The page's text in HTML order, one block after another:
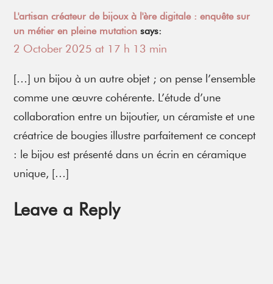
L'artisan créateur de bijoux à l'ère digitale : enquête sur
un métier en pleine mutation says:
2 October 2025 at 17 h 13 min
[…] un bijou à un autre objet ; on pense l’ensemble
comme une œuvre cohérente. L’étude d’une
collaboration entre un bijoutier, un céramiste et une
créatrice de bougies illustre parfaitement ce concept
: le bijou est présenté dans un écrin en céramique
unique, […]
Leave a Reply